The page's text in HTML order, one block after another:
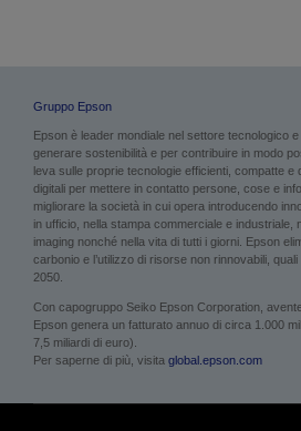
Gruppo Epson
Epson è leader mondiale nel settore tecnologico
generare sostenibilità e per contribuire in modo
leva sulle proprie tecnologie efficienti, compatte e
digitali per mettere in contatto persone, cose e
migliorare la società in cui opera introducendo
in ufficio, nella stampa commerciale e industriale,
imaging nonché nella vita di tutti i giorni. Epson
carbonio e l’utilizzo di risorse non rinnovabili,
2050.
Con capogruppo Seiko Epson Corporation,
Epson genera un fatturato annuo di circa 1.000
7,5 miliardi di euro).
Per saperne di più, visita global.epson.com